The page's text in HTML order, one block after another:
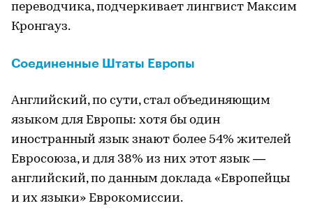
переводчика, подчеркивает лингвист Максим
Кронгауз.
Соединенные Штаты Европы
Английский, по сути, стал объединяющим
языком для Европы: хотя бы один
иностранный язык знают более 54% жителей
Евросоюза, и для 38% из них этот язык —
английский, по данным доклада «Европейцы
и их языки» Еврокомиссии.